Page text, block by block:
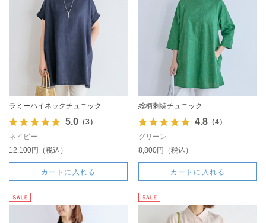
ラミーハイネックチュニック
5.0（3）
ネイビー
12,100円（税込）
カートに入れる
総柄刺繍チュニック
4.8（4）
グリーン
8,800円（税込）
カートに入れる